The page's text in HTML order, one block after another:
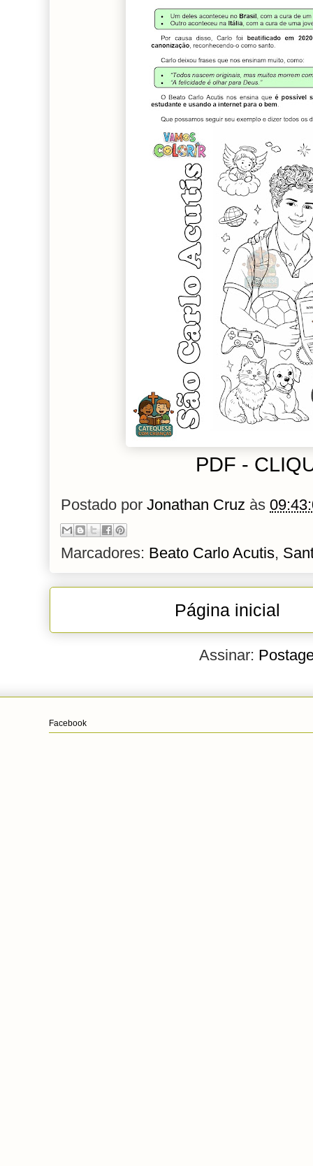
PDF -
Postado por Jonathan Cruz às
Marcadores: Beato Carlo Acutis,
Página inicial
Assinar:
Facebook